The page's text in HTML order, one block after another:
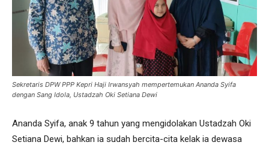
Sekretaris DPW PPP Kepri Haji Irwansyah mempertemukan Ananda Syifa
dengan Sang Idola, Ustadzah Oki Setiana Dewi
Ananda Syifa, anak 9 tahun yang mengidolakan Ustadzah Oki
Setiana Dewi, bahkan ia sudah bercita-cita kelak ia dewasa